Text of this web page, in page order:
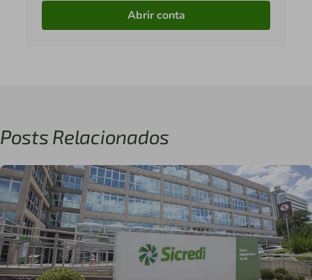
Abrir conta
Posts Relacionados